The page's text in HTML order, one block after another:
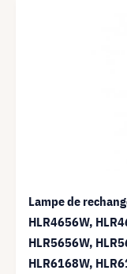
Lampe de
HLR4656W,
HLR5656W,
HLR6168W,